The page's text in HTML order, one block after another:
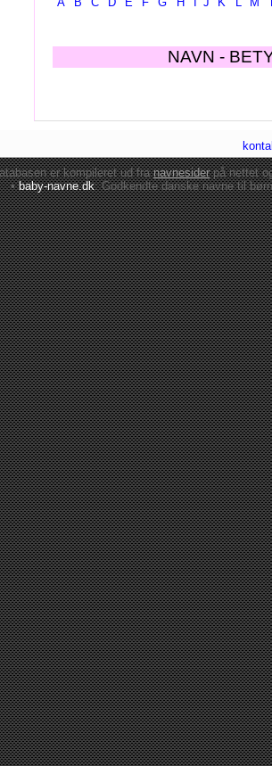
NAVN -
er kompileret ud franavnesiderpå nettet
•baby-navne.dk: Godkendte danskenavne til børn